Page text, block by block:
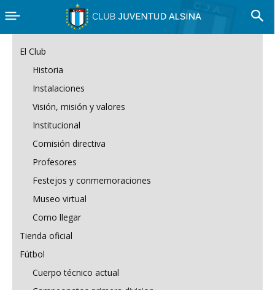
El Club
Historia
Instalaciones
Visión, misión y valores
Institucional
Comisión directiva
Profesores
Festejos y conmemoraciones
Museo virtual
Como llegar
Tienda oficial
Fútbol
Cuerpo técnico actual